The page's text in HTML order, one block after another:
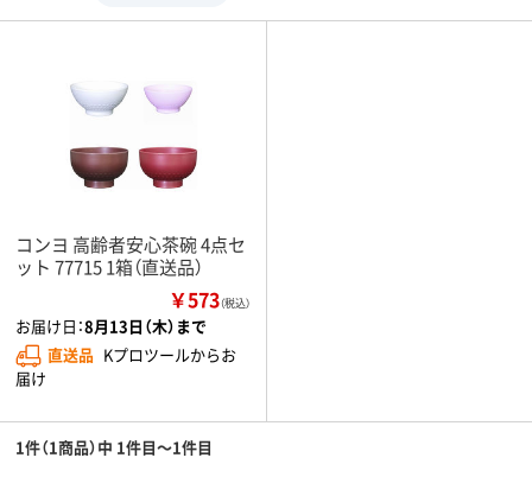
コンヨ 高齢者安心茶碗 4点セ
ット 77715 1箱（直送品）
￥573（税込）
お届け日：8月13日（木）まで
直送品 Kプロツールからお
届け
1件（1商品）中 1件目～1件目